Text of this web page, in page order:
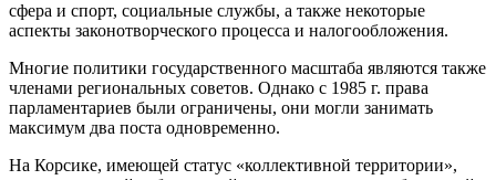
сфера и спорт, социальные службы, а также некоторые
аспекты законотворческого процесса и налогообложения.
Многие политики государственного масштаба являются также
членами региональных советов. Однако с 1985 г. права
парламентариев были ограничены, они могли занимать
максимум два поста одновременно.
На Корсике, имеющей статус «коллективной территории»,